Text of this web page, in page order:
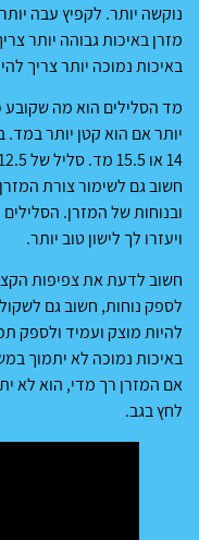
נוקשה יותר. לקפיץ עבה
מזרן באיכות גבוהה יותר
באיכות נמוכה יותר צריך
מד הסלילים הוא מה שקובע
יותר אם הוא קטן יותר במד.
חשוב גם לשימור צורת
ובנוחות של המזרן.
ויעזרו לך לישון טוב יותר.
חשוב לדעת את צפיפות
לספק נוחות, חשוב גם
להיות מוצק ועמיד ולספק
באיכות נמוכה לא יתמוך
אם המזרן רך מדי, הוא לא
לחץ בגב.